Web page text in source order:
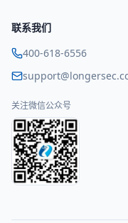
联系我们
400-618-6556
关注微信公众号